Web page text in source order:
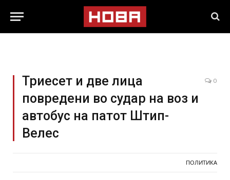
Триесет и две лица
повредени во судар на воз и
автобус на патот Штип-
Велес
0
ПОЛИТИКА